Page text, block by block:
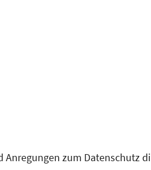
zum Datenschutz